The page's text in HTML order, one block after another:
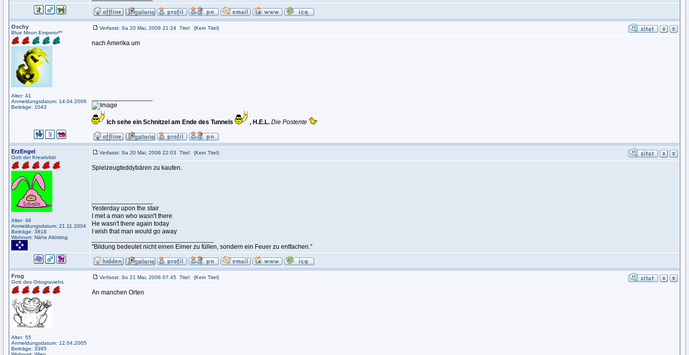
Oschy
Blue Moon Emperor**
Alter: 41
Anmeldungsdatum: 14.04.2006
Beiträge: 1043
Verfasst: Sa 20 Mai, 2006 21:24 Titel: (Kein Titel)
nach Amerika um
Ich sehe ein Schnitzel am Ende des Tunnels , H.E.L. Die Postente
ErzEngel
Gott der Kreativität
Alter: 46
Anmeldungsdatum: 21.11.2004
Beiträge: 3818
Wohnort: Nähe Altötting
Verfasst: Sa 20 Mai, 2006 22:03 Titel: (Kein Titel)
Spielzeugteddybären zu kaufen.
Yesterday upon the stair
I met a man who wasn't there
He wasn't there again today
I wish that man would go away
"Bildung bedeutet nicht einen Eimer zu füllen, sondern ein Feuer zu entfachen."
Frog
Gott des Ortograviehs
Alter: 55
Anmeldungsdatum: 12.04.2005
Beiträge: 3395
Verfasst: So 21 Mai, 2006 07:45 Titel: (Kein Titel)
An manchen Orten